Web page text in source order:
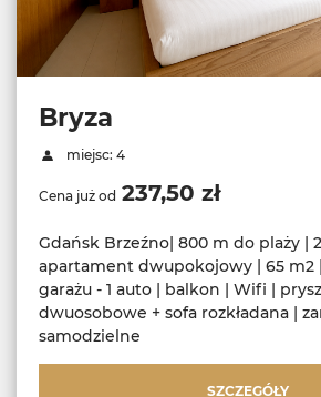
Bryza
miejsc: 4
Cena już od 237,50 zł
Gdańsk Brzeźno| 800 m do plaży |
apartament dwupokojowy | 65 m2
garażu - 1 auto | balkon | Wifi |
dwuosobowe + sofa rozkładana |
samodzielne
SZCZEGÓŁY